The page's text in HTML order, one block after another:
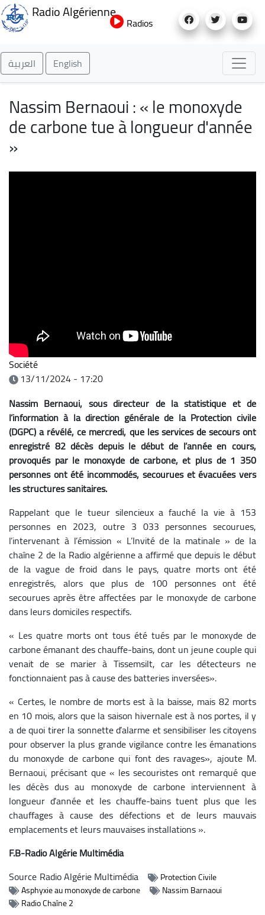
au
Radio Algérienne
Radios
العربية English
Nassim Bernaoui : « le monoxyde
de carbone tue à longueur d'année
»
Société
13/11/2024 - 17:20
Nassim Bernaoui, sous directeur de la statistique et de
l’information à la direction générale de la Protection civile
(DGPC) a révélé, ce mercredi, que les services de secours ont
enregistré 82 décès depuis le début de l’année en cours,
provoqués par le monoxyde de carbone, et plus de 1 350
personnes ont été incommodés, secourues et évacuées vers
les structures sanitaires.
Rappelant que le tueur silencieux a fauché la vie à 153
personnes en 2023, outre 3 033 personnes secourues,
l’intervenant à l’émission « L’Invité de la matinale » de la
chaîne 2 de la Radio algérienne a affirmé que depuis le début
de la vague de froid dans le pays, quatre morts ont été
enregistrés, alors que plus de 100 personnes ont été
secourues après être affectées par le monoxyde de carbone
dans leurs domiciles respectifs.
« Les quatre morts ont tous été tués par le monoxyde de
carbone émanant des chauffe-bains, dont un jeune couple qui
venait de se marier à Tissemsilt, car les détecteurs ne
fonctionnaient pas à cause des batteries inversées».
« Certes, le nombre de morts est à la baisse, mais 82 morts
en 10 mois, alors que la saison hivernale est à nos portes, il y
a de quoi tirer la sonnette d’alarme et sensibiliser les citoyens
pour observer la plus grande vigilance contre les émanations
du monoxyde de carbone qui font des ravages», ajoute M.
Bernaoui, précisant que « les secouristes ont remarqué que
les décès dus au monoxyde de carbone interviennent à
longueur d’année et les chauffe-bains tuent plus que les
chauffages à cause des défections et de leurs mauvais
emplacements et leurs mauvaises installations ».
F.B-Radio Algérie Multimédia
Source Radio Algérie Multimédia
Protection Civile
Asphyxie au monoxyde de carbone
Nassim Barnaoui
Radio Chaîne 2